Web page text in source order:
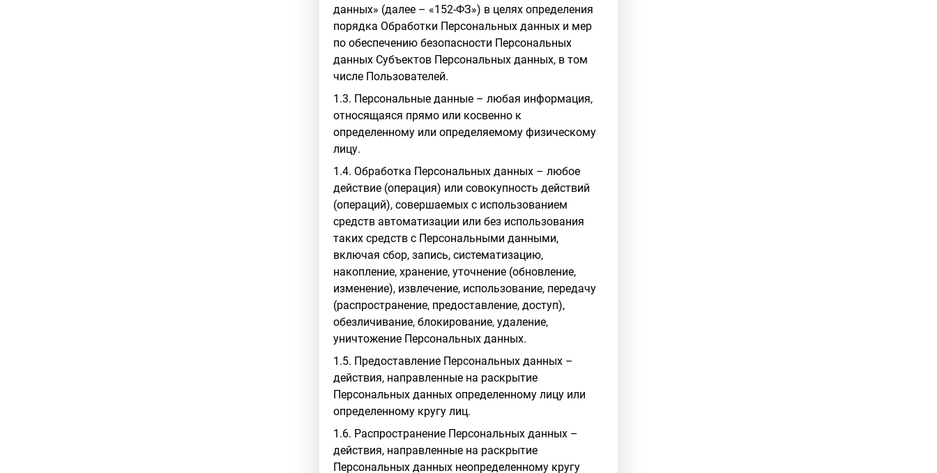
данных» (далее – «152-ФЗ») в целях определения
порядка Обработки Персональных данных и мер
по обеспечению безопасности Персональных
данных Субъектов Персональных данных, в том
числе Пользователей.
1.3. Персональные данные – любая информация,
относящаяся прямо или косвенно к
определенному или определяемому физическому
лицу.
1.4. Обработка Персональных данных – любое
действие (операция) или совокупность действий
(операций), совершаемых с использованием
средств автоматизации или без использования
таких средств с Персональными данными,
включая сбор, запись, систематизацию,
накопление, хранение, уточнение (обновление,
изменение), извлечение, использование, передачу
(распространение, предоставление, доступ),
обезличивание, блокирование, удаление,
уничтожение Персональных данных.
1.5. Предоставление Персональных данных –
действия, направленные на раскрытие
Персональных данных определенному лицу или
определенному кругу лиц.
1.6. Распространение Персональных данных –
действия, направленные на раскрытие
Персональных данных неопределенному кругу